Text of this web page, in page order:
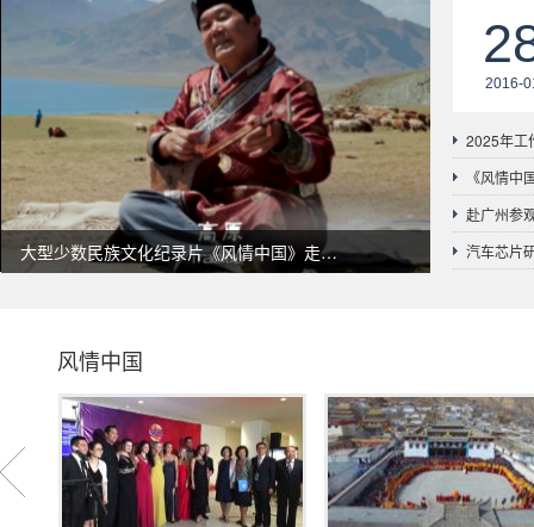
“祖国在我心中”
大型少数民族文化纪录片《风情中国》走进
联合国
大型少数民族文化纪录片《风情中国》走进
联合国
大型少数民族文化纪录片《风情中国》走进
联合国
2016-
2025年工
《风情中
赴广州参
汽车芯片
风情中国